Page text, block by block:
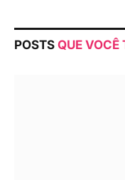
POSTS QUE